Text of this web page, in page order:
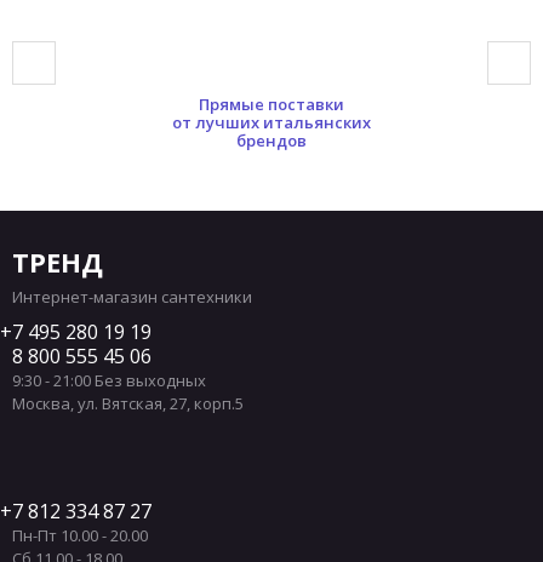
Подвесные унитазы форма Прямоугольная
Подвесные унитазы форма Полукруглая
Подвесные унитазы материал Фаянс
Подвесные унитазы материал Фарфор
Подвесные унитазы цвет Белый
Подвесные унитазы цвет Черный
Подвесные унитазы цвет Серый
Подвесные унитазы цвет Коричневый
Подвесные унитазы цвет Синий
Подвесные унитазы цвет Желтый
Прямые поставки
от лучших итальянских
брендов
ТРЕНД
Интернет-магазин сантехники
7 495 280 19 19
8 800 555 45 06
9:30 - 21:00 Без выходных
Москва,ул. Вятская, 27, корп.5
7 812 334 87 27
Пн-Пт 10.00 - 20.00